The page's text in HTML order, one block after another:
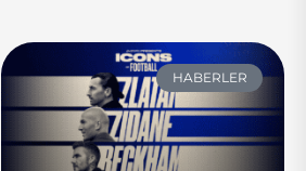
HABERLER